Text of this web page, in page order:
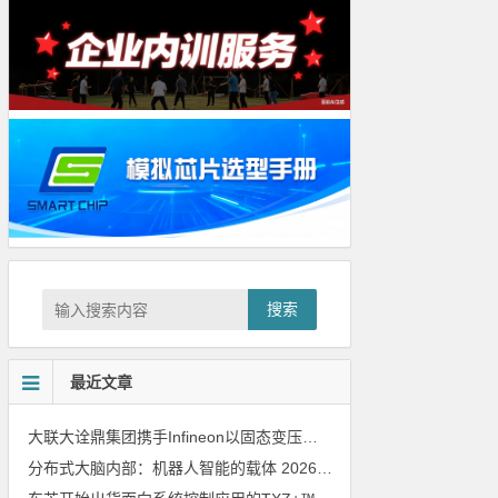
搜索
最近文章
大联大诠鼎集团携手Infineon以固态变压器重构配电效率新标杆
分布式大脑内部：机器人智能的载体 2026年8月6日